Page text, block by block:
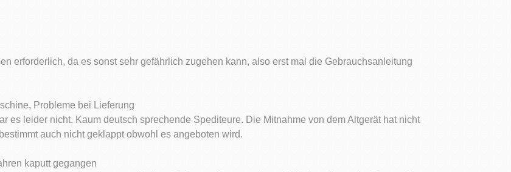
erforderlich, da es sonst sehr gefährlich zugehen kann, also erst mal die Gebrauchsanleitung
Probleme bei Lieferung
es leider nicht. Kaum deutsch sprechende Spediteure. Die Mitnahme von dem Altgerät hat nicht
auch nicht geklappt obwohl es angeboten wird.
kaputt gegangen